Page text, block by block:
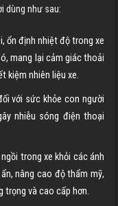
dùng như sau:
ổn định nhiệt độ trong xe
mang lại cảm giác thoải
kiệm nhiên liệu xe.
với sức khỏe con người
nhiễu sóng điện thoại
trong xe khỏi các ánh
nâng cao độ thẩm mỹ,
trọng và cao cấp hơn.